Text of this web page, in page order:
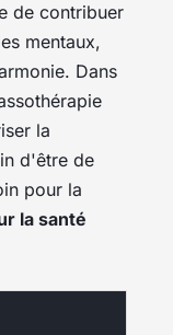
de contribuer
mentaux,
Dans
la
d'être de
pour la
la santé